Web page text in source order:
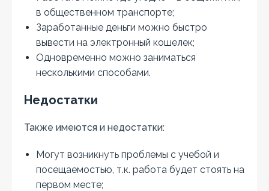
в общественном транспорте;
Заработанные деньги можно быстро
вывести на электронный кошелек;
Одновременно можно заниматься
несколькими способами.
Недостатки
Также имеются и недостатки:
Могут возникнуть проблемы с учебой и
посещаемостью, т.к. работа будет стоять на
первом месте;